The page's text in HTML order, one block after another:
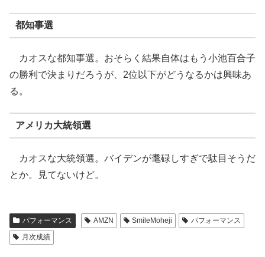
都知事選
カオスな都知事選。おそらく結果自体はもう小池百合子
の勝利で決まりだろうが、2位以下がどうなるかは興味あ
る。
アメリカ大統領選
カオスな大統領選。バイデンが耄碌しすぎで駄目そうだ
とか。見てないけど。
パフォーマンス AMZN SmileMoheji
パフォーマンス
月次成績